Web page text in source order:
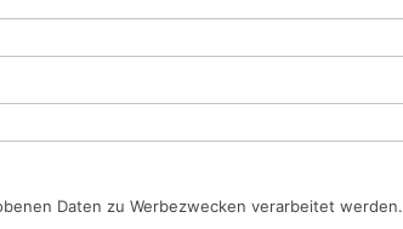
Daten zu Werbezwecken verarbeitet werden.